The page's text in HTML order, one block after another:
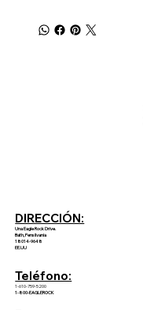
DIRECCIÓN:
Una Eagle Rock Drive.
Bath, Pensilvania
18014-9648
EE.UU
Teléfono:
1-610-759-5200
1-800-EAGLEROCK